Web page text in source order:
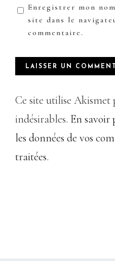
Enregistrer mon
site dans le
commentaire.
Ce site utilise Akismet
indésirables. En savoir
les données de vos
traitées.